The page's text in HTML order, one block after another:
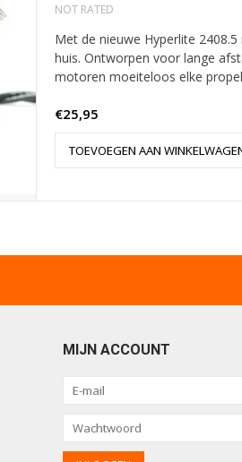
NOT RATED
Met de nieuwe Hyperlite
huis. Ontworpen voor lange
motoren moeiteloos elke
€25,95
TOEVOEGEN AAN
MIJN ACCOUNT